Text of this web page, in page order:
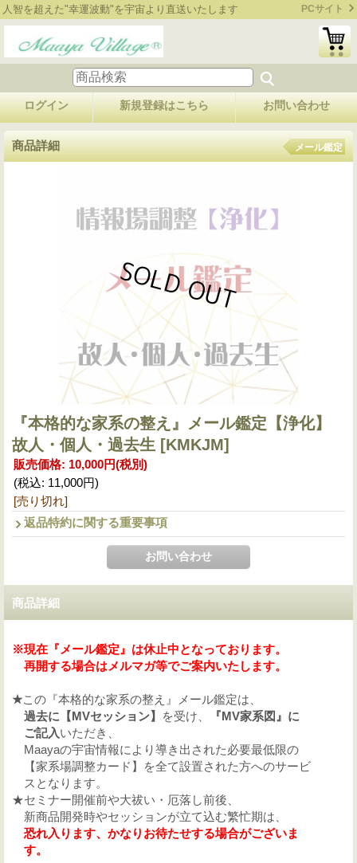
人智を超えた"幸運波動"を宇宙より直送いたします PCサイト
ログイン 新規登録はこちら お問い合わせ
商品詳細 メール鑑定
『本格的な家系の整え』メール鑑定【浄化】
故人・個人・過去生 [KMKJM]
販売価格: 10,000円(税別)
(税込: 11,000円)
[売り切れ]
返品特約に関する重要事項
商品詳細
※現在『メール鑑定』は休止中となっております。
再開する場合はメルマガ等でご案内いたします。
★この『本格的な家系の整え』メール鑑定は、
過去に【MVセッション】
を受け、
『MV家系図』に
ご記入いただき、
Maayaの宇宙情報により導き出された必要最低限の
【家系場調整カード】を全て設置された方へのサービ
スとなります。
★セミナー開催前や大祓い・厄落し前後、
新商品開発時やセッションが立て込む繁忙期は、
恐れ入ります、かなりお待たせする場合がございま
す。